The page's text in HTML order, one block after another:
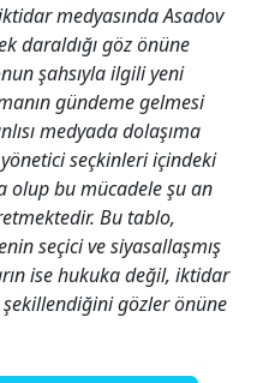
medyasında Asadov
daraldığı göz önüne
şahsıyla ilgili yeni
gündeme gelmesi
medyada dolaşıma
seçkinleri içindeki
olup bu mücadele şu an
Bu tablo,
seçici ve siyasallaşmış
ise hukuka değil, iktidar
gözler önüne